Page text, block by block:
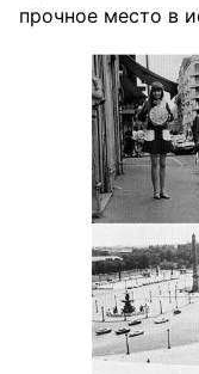
прочное место в